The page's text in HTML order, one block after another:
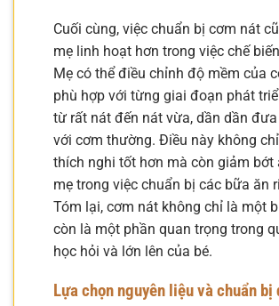
Cuối cùng, việc chuẩn bị cơm nát
mẹ linh hoạt hơn trong việc chế
Mẹ có thể điều chỉnh độ mềm của
phù hợp với từng giai đoạn phát
từ rất nát đến nát vừa, dần dần đưa
với cơm thường. Điều này không
thích nghi tốt hơn mà còn giảm bớt
mẹ trong việc chuẩn bị các bữa ăn
Tóm lại, cơm nát không chỉ là một
còn là một phần quan trọng trong
học hỏi và lớn lên của bé.
Lựa chọn nguyên liệu và chuẩn bị